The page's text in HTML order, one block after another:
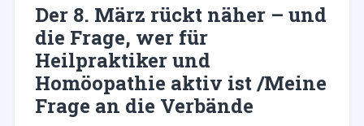
Der 8. März rückt näher – und
die Frage, wer für
Heilpraktiker und
Homöopathie aktiv ist /Meine
Frage an die Verbände